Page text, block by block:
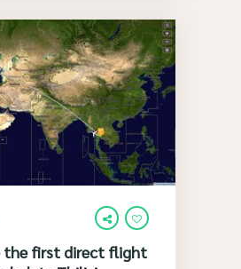
the first direct flight